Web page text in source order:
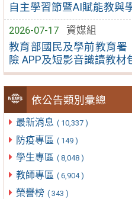
自主學習節暨AI賦能教與
2026-07-17
資媒組
教育部國民及學前教育署
險 APP及短影音識讀教材
依公告類別彙總
最新消息 ( 10,337 )
防疫專區 ( 149 )
學生專區 ( 8,048 )
教師專區 ( 6,904 )
榮譽榜 ( 343 )